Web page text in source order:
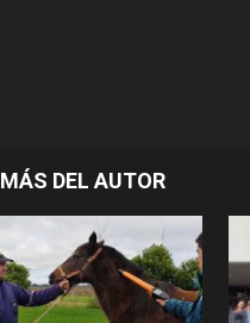
MÁS DEL AUTOR